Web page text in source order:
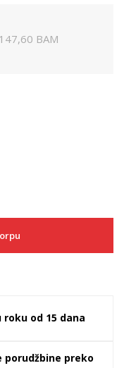
147,60 BAM
od 15 dana
porudžbine preko